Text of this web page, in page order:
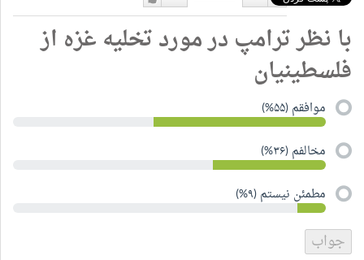
دوست
دارم
دوست
نداشتن
با نظر ترامپ در مورد تخلیه غزه از
فلسطینیان
موافقم (۵۵%)
مخالفم (۳۶%)
مطمئن نیستم (۹%)